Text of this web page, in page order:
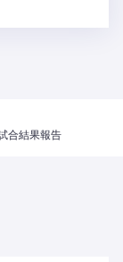
合結果報告